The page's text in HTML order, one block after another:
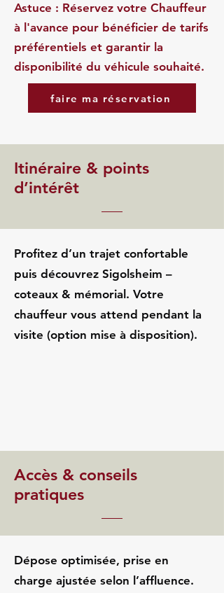
Astuce : Réservez votre Chauffeur
à l'avance pour bénéficier de tarifs
préférentiels et garantir la
disponibilité du véhicule souhaité.
faire ma réservation
Itinéraire & points
d’intérêt
Profitez d’un trajet confortable
puis découvrez Sigolsheim –
coteaux & mémorial. Votre
chauffeur vous attend pendant la
visite (option mise à disposition).
Accès & conseils
pratiques
Dépose optimisée, prise en
charge ajustée selon l’affluence.